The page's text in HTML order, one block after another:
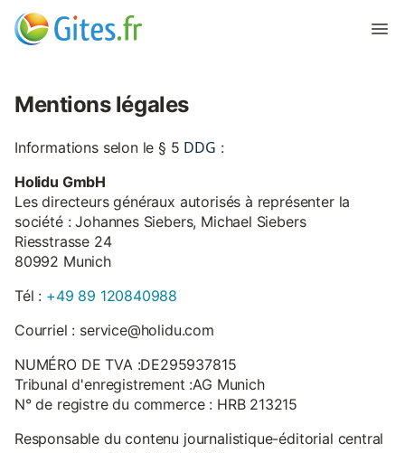
Mentions légales
Informations selon le § 5 DDG :
Holidu GmbH
Les directeurs généraux autorisés à représenter la
société : Johannes Siebers, Michael Siebers
Riesstrasse 24
80992 Munich
Tél : +49 89 120840988
Courriel : service@holidu.com
NUMÉRO DE TVA :DE295937815
Tribunal d'enregistrement :AG Munich
N° de registre du commerce : HRB 213215
Responsable du contenu journalistique-éditorial central